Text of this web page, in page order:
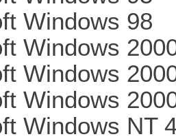
Windows 98
Windows
Windows
Windows
Windows NT